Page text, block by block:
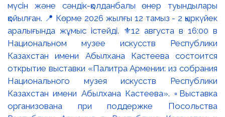
мүсін және сәндік-қолданбалы өнер туындылары
қойылған. 📍 Көрме 2026 жылғы 12 тамыз - 2 қыркүйек
аралығында жұмыс істейді. ⚜️12 августа в 16:00 в
Национальном музее искусств Республики
Казахстан имени Абылхана Кастеева состоится
открытие выставки «Палитра Армении: из собрания
Национального музея искусств Республики
Казахстан имени Абылхана Кастеева». ▫️Выставка
организована при поддержке Посольства